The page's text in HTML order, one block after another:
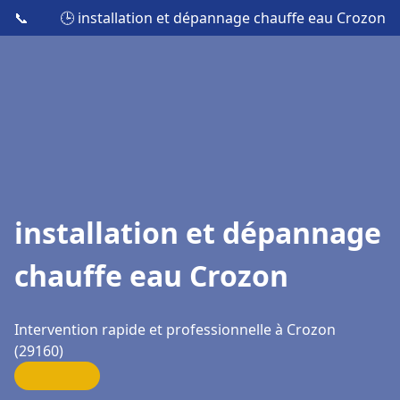
📞 🕒 installation et dépannage chauffe eau Crozon
installation et dépannage
chauffe eau Crozon
Intervention rapide et professionnelle à Crozon
(29160)